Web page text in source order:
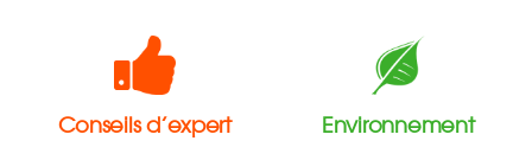
Conseils d’expert Environnement